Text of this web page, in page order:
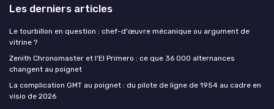
Les derniers articles
Le tourbillon en question : chef-d'œuvre mécanique ou argument de
vitrine ?
Zenith Chronomaster et l'El Primero : ce que 36 000 alternances
changent au poignet
La complication GMT au poignet : du pilote de ligne de 1954 au cadre en
visio de 2026